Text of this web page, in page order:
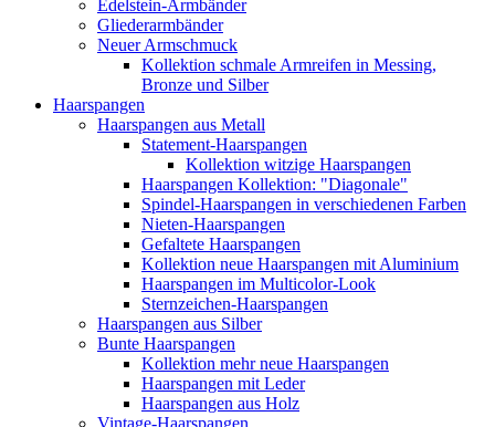
Edelstein-Armbänder
Gliederarmbänder
Neuer Armschmuck
Kollektion schmale Armreifen in Messing,
Bronze und Silber
Haarspangen
Haarspangen aus Metall
Statement-Haarspangen
Kollektion witzige Haarspangen
Haarspangen Kollektion: "Diagonale"
Spindel-Haarspangen in verschiedenen Farben
Nieten-Haarspangen
Gefaltete Haarspangen
Kollektion neue Haarspangen mit Aluminium
Haarspangen im Multicolor-Look
Sternzeichen-Haarspangen
Haarspangen aus Silber
Bunte Haarspangen
Kollektion mehr neue Haarspangen
Haarspangen mit Leder
Haarspangen aus Holz
Vintage-Haarspangen